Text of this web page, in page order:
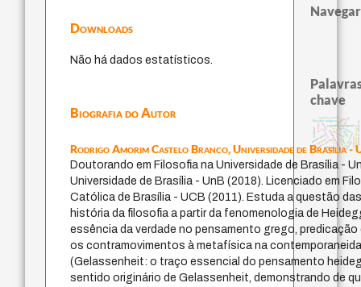
Downloads
Não há dados estatísticos.
Biografia do Autor
Rodrigo Amorim Castelo Branco,Universidade de Brasília -
Doutorando em Filosofia na Universidade de Brasília -
Universidade de Brasília - UnB (2018). Licenciado em
Católica de Brasília - UCB (2011). Estuda a questão
história da filosofia a partir da fenomenologia de
essência da verdade no pensamento grego, predicação
os contramovimentos à metafísica na
(Gelassenheit: o traço essencial do pensamento
sentido originário de Gelassenheit, demonstrando de
Navegar
chave
fundamentalismo
jacobi protágoras
experiência temporal
género
idade
intolerância identidade nacional
homem-medida
filosofias indígenas
j.c.m. neto
palavra
perdón
leyes
violencia
guayaquil
logos
pedagogia
lei
arquivos mentais desejo
bataille mindtherapy
philosophy
animais
prácticas artísticas
realidad